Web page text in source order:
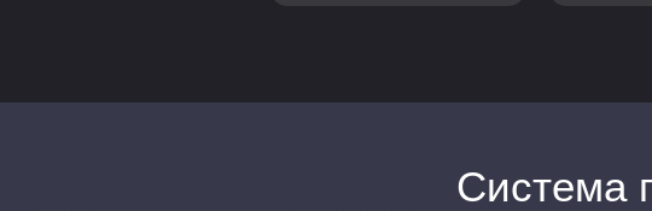
Система